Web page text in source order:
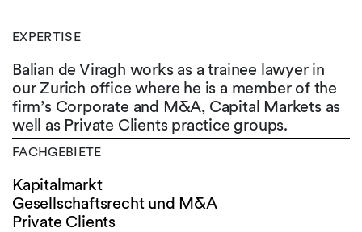
EXPERTISE
Balian de Viragh works as a trainee lawyer in
our Zurich office where he is a member of the
firm’s Corporate and M&A, Capital Markets as
well as Private Clients practice groups.
FACHGEBIETE
Kapitalmarkt
Gesellschaftsrecht und M&A
Private Clients